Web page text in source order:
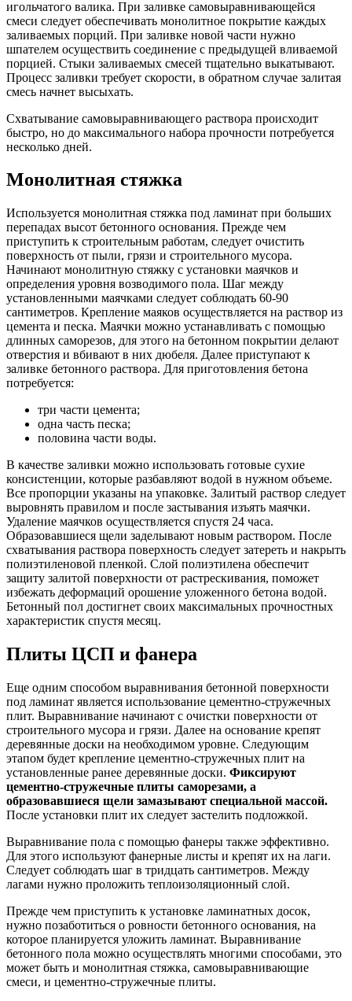
игольчатого валика. При заливке самовыравнивающейся
смеси следует обеспечивать монолитное покрытие каждых
заливаемых порций. При заливке новой части нужно
шпателем осуществить соединение с предыдущей вливаемой
порцией. Стыки заливаемых смесей тщательно выкатывают.
Процесс заливки требует скорости, в обратном случае залитая
смесь начнет высыхать.
Схватывание самовыравнивающего раствора происходит
быстро, но до максимального набора прочности потребуется
несколько дней.
Монолитная стяжка
Используется монолитная стяжка под ламинат при больших
перепадах высот бетонного основания. Прежде чем
приступить к строительным работам, следует очистить
поверхность от пыли, грязи и строительного мусора.
Начинают монолитную стяжку с установки маячков и
определения уровня возводимого пола. Шаг между
установленными маячками следует соблюдать 60-90
сантиметров. Крепление маяков осуществляется на раствор из
цемента и песка. Маячки можно устанавливать с помощью
длинных саморезов, для этого на бетонном покрытии делают
отверстия и вбивают в них дюбеля. Далее приступают к
заливке бетонного раствора. Для приготовления бетона
потребуется:
три части цемента;
одна часть песка;
половина части воды.
В качестве заливки можно использовать готовые сухие
консистенции, которые разбавляют водой в нужном объеме.
Все пропорции указаны на упаковке. Залитый раствор следует
выровнять правилом и после застывания изъять маячки.
Удаление маячков осуществляется спустя 24 часа.
Образовавшиеся щели заделывают новым раствором. После
схватывания раствора поверхность следует затереть и накрыть
полиэтиленовой пленкой. Слой полиэтилена обеспечит
защиту залитой поверхности от растрескивания, поможет
избежать деформаций орошение уложенного бетона водой.
Бетонный пол достигнет своих максимальных прочностных
характеристик спустя месяц.
Плиты ЦСП и фанера
Еще одним способом выравнивания бетонной поверхности
под ламинат является использование цементно-стружечных
плит. Выравнивание начинают с очистки поверхности от
строительного мусора и грязи. Далее на основание крепят
деревянные доски на необходимом уровне. Следующим
этапом будет крепление цементно-стружечных плит на
установленные ранее деревянные доски. Фиксируют
цементно-стружечные плиты саморезами, а
образовавшиеся щели замазывают специальной массой.
После установки плит их следует застелить подложкой.
Выравнивание пола с помощью фанеры также эффективно.
Для этого используют фанерные листы и крепят их на лаги.
Следует соблюдать шаг в тридцать сантиметров. Между
лагами нужно проложить теплоизоляционный слой.
Прежде чем приступить к установке ламинатных досок,
нужно позаботиться о ровности бетонного основания, на
которое планируется уложить ламинат. Выравнивание
бетонного пола можно осуществлять многими способами, это
может быть и монолитная стяжка, самовыравнивающие
смеси, и цементно-стружечные плиты.